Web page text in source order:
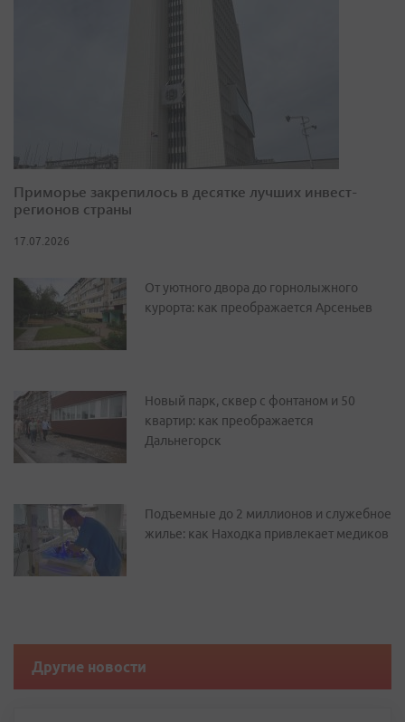
Приморье закрепилось в десятке лучших инвест-
регионов страны
17.07.2026
От уютного двора до горнолыжного
курорта: как преображается Арсеньев
Новый парк, сквер с фонтаном и 50
квартир: как преображается
Дальнегорск
Подъемные до 2 миллионов и служебное
жилье: как Находка привлекает медиков
Другие новости